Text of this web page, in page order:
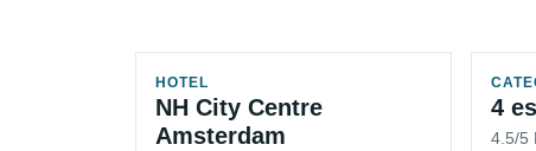
HOTEL
NH City Centre
Amsterdam
4
4.5/5